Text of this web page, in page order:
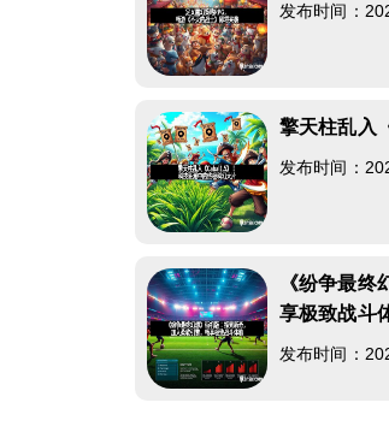
发布时间：
擎天柱乱入
发布时间：
《纷争最
享极致战斗
发布时间：